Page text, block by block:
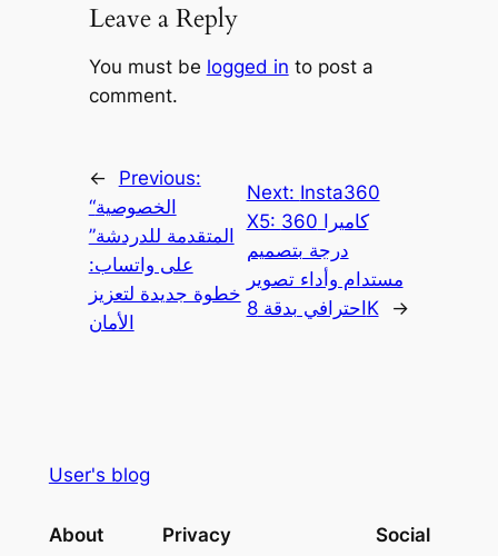
Leave a Reply
You must be logged in to post a
comment.
←
Previous:
“الخصوصية
المتقدمة للدردشة”
على واتساب:
خطوة جديدة لتعزيز
الأمان
Next: Insta360
X5: كاميرا 360
درجة بتصميم
مستدام وأداء تصوير
احترافي بدقة 8K
→
User's blog
About Privacy Social